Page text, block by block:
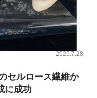
2026.7.28
セルロース繊維か
に成功